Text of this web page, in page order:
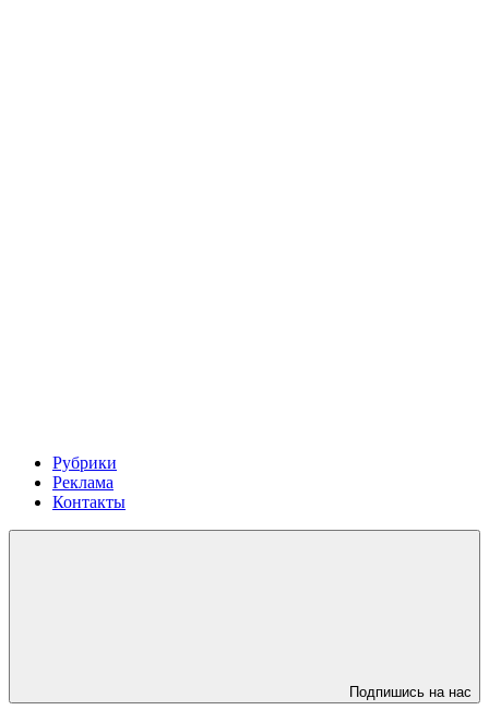
Рубрики
Реклама
Контакты
Подпишись на нас